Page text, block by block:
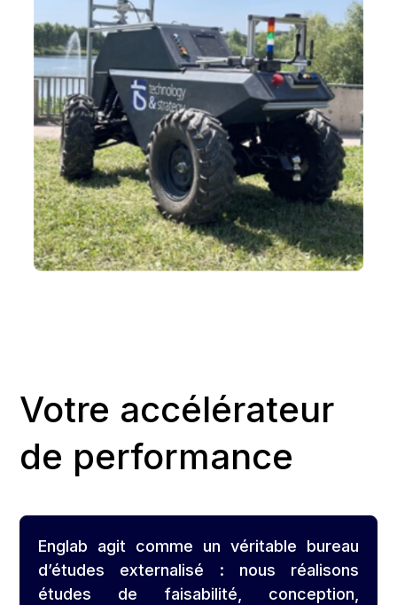
Votre accélérateur
de performance
Englab agit comme un véritable bureau
d’études externalisé : nous réalisons
études de faisabilité, conception,